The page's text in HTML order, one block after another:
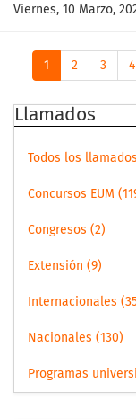
Viernes, 10 Marzo,
1 2 3 4
Llamados
Todos los llamados
Concursos EUM
Congresos (2)
Extensión (9)
Internacionales
Nacionales (130)
Programas